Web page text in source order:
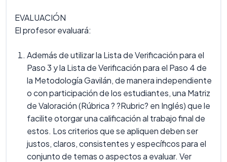
EVALUACIÓN
El profesor evaluará:
Además de utilizar la Lista de Verificación para el
Paso 3 y la Lista de Verificación para el Paso 4 de
la Metodología Gavilán, de manera independiente
o con participación de los estudiantes, una Matriz
de Valoración (Rúbrica ? ?Rubric? en Inglés) que le
facilite otorgar una calificación al trabajo final de
estos. Los criterios que se apliquen deben ser
justos, claros, consistentes y específicos para el
conjunto de temas o aspectos a evaluar. Ver